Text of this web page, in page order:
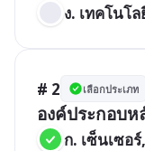
ง. เทคโนโ
# 2 เลือกประเภท
องค์ประกอบห
ก. เซ็นเซอ